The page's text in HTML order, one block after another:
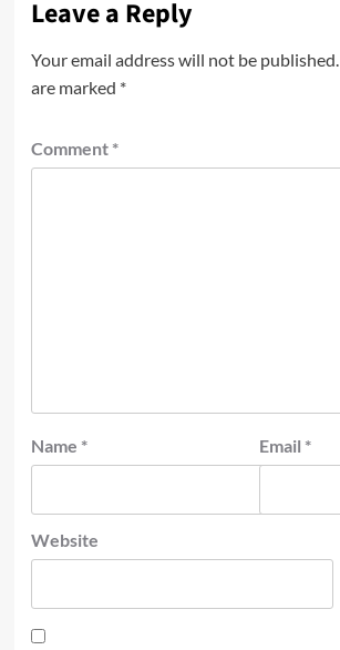
Leave a Reply
Your email address will not be published.
are marked *
Comment *
Name * Email *
Website